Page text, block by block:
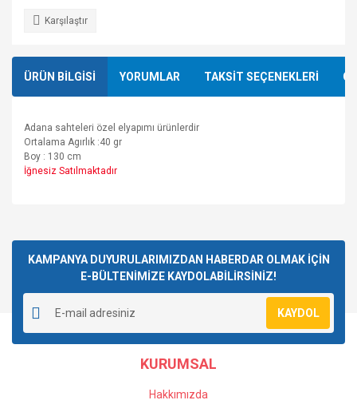
Karşılaştır
ÜRÜN BİLGİSİ YORUMLAR TAKSİT SEÇENEKLERİ
Adana sahteleri özel elyapımı ürünlerdir
Ortalama Agırlık :40 gr
Boy : 130 cm
İğnesiz Satılmaktadır
Yorum Yaz
kullanarak tarafımıza iletebilirsiniz.
Görüş ve önerileriniz için teşekkür ederiz.
Ürün resmi kalitesiz, bozuk veya görüntülenemiyor.
Ürün açıklamasında eksik bilgiler bulunuyor.
Ürün bilgilerinde hatalar bulunuyor.
Ürün fiyatı diğer sitelerden daha pahalı.
KAMPANYA DUYURULARIMIZDAN HABERDAR OLMAK İÇİN
E-BÜLTENİMİZE KAYDOLABİLİRSİNİZ!
KAYDOL
KURUMSAL
Hakkımızda